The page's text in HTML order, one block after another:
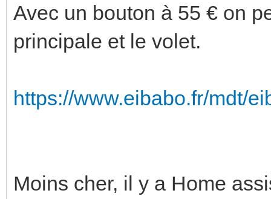
Avec un bouton à 55 € on
principale et le volet.
https://www.eibabo.fr/mdt/
Moins cher, il y a Home